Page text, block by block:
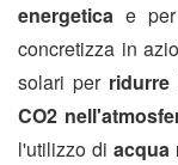
energetica e
concretizza in
solari per ridurre
CO2
l'utilizzo di acqua